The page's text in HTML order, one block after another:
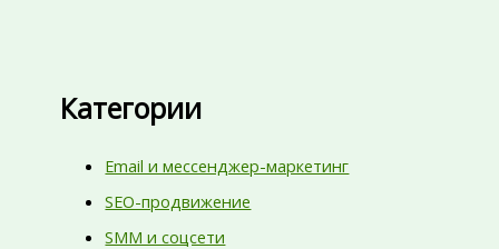
Категории
Email и мессенджер-маркетинг
SEO-продвижение
SMM и соцсети